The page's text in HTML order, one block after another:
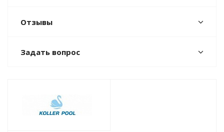
Отзывы
Задать вопрос